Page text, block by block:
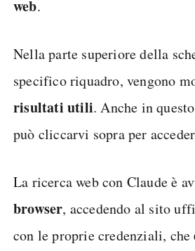
web.
Nella parte superiore della
specifico riquadro, vengono
risultati utili. Anche in
può cliccarvi sopra per
La ricerca web con Claude è
browser, accedendo al sito
con le proprie credenziali, che